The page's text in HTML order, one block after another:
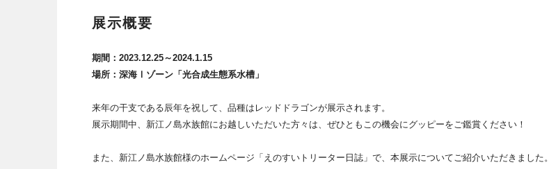
展示概要
期間：2023.12.25～2024.1.15
場所：深海Ⅰゾーン「光合成生態系水槽」
来年の干支である辰年を祝して、品種はレッドドラゴンが展示されます。
展示期間中、新江ノ島水族館にお越しいただいた方々は、ぜひともこの機会にグッピーをご鑑賞ください！
また、新江ノ島水族館様のホームページ「えのすいトリーター日誌」で、本展示についてご紹介いただきました。